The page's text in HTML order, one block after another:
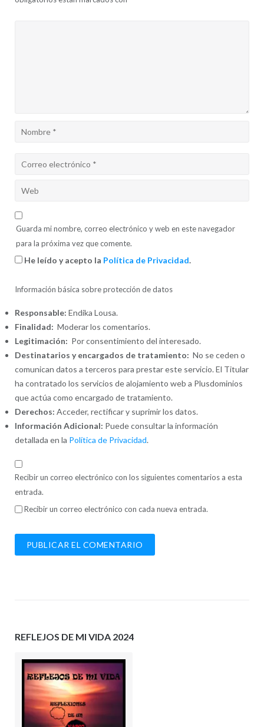
Guarda mi nombre, correo electrónico y web en este navegador
para la próxima vez que comente.
He leído y acepto la Política de Privacidad.
Información básica sobre protección de datos
Responsable: Endika Lousa.
Finalidad: Moderar los comentarios.
Legitimación: Por consentimiento del interesado.
Destinatarios y encargados de tratamiento: No se ceden o
comunican datos a terceros para prestar este servicio. El Titular
ha contratado los servicios de alojamiento web a Plusdominios
que actúa como encargado de tratamiento.
Derechos: Acceder, rectificar y suprimir los datos.
Información Adicional: Puede consultar la información
detallada en la Política de Privacidad.
Recibir un correo electrónico con los siguientes comentarios a esta
entrada.
Recibir un correo electrónico con cada nueva entrada.
REFLEJOS DE MI VIDA 2024